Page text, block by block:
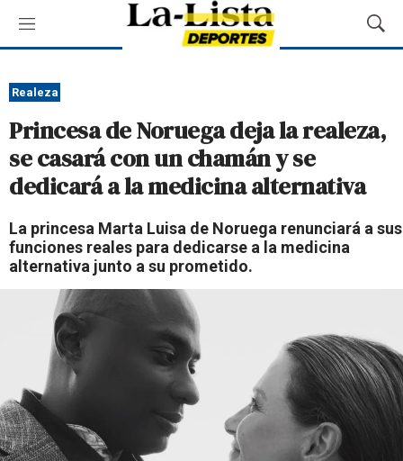
M
e
ú
M
o
a
r
q
u
Realeza
Princesa de Noruega deja la realeza,
se casará con un chamán y se
dedicará a la medicina alternativa
La princesa Marta Luisa de Noruega renunciará a sus
funciones reales para dedicarse a la medicina
alternativa junto a su prometido.